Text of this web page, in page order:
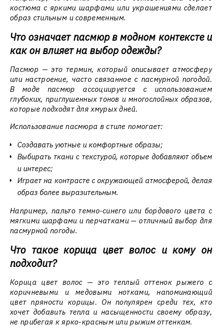
костюма с яркими шарфами или украшениями сделает
образ стильным и современным.
Что означает пасмюр в модном контексте и
как он влияет на выбор одежды?
Пасмюр — это термин, который описывает атмосферу
или настроение, часто связанное с пасмурной погодой.
В моде пасмюр ассоциируется с использованием
глубоких, приглушенных тонов и многослойных образов,
которые подходят для хмурых дней.
Использование пасмюра в стиле помогает:
Создавать уютные и комфортные образы;
Выбирать ткани с текстурой, которые добавляют объем
и интерес;
Играет на контрасте с окружающей атмосферой, делая
образ более выразительным.
Например, пальто темно-синего или бордового цвета с
мягкими шарфами и перчатками — отличный выбор для
пасмурной погоды.
Что такое корица цвет волос и кому он
подходит?
Корица цвет волос — это теплый оттенок рыжего с
коричневыми и медовыми нотками, напоминающий
цвет пряности корицы. Он популярен среди тех, кто
хочет добавить тепла и насыщенности своему образу,
не прибегая к ярко-красным или рыжим оттенкам.